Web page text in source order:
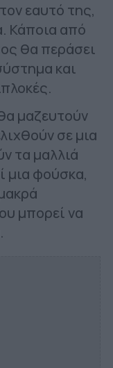
εαυτό της,
Κάποια από
θα περάσει
και
μαζευτούν
σε μια
τα μαλλιά
μια φούσκα,
μπορεί να